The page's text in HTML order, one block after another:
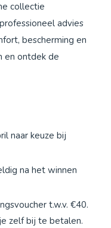
collectie
advies
bescherming en
en ontdek de
naar keuze bij
na het winnen
t.w.v. €40.
zelf bij te betalen.